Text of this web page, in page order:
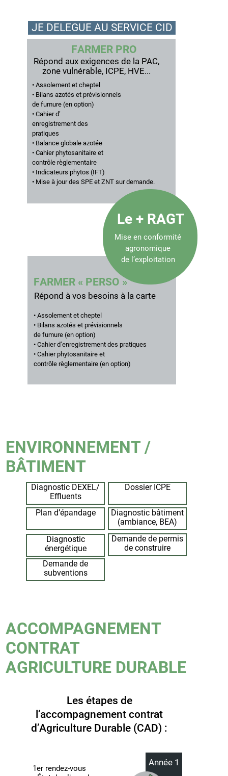
JE DELEGUE AU SERVICE CID
FARMER PRO
FARMER « PERSO »
• Assolement et cheptel
• Bilans azotés et prévisionnels
de fumure (en option)
• Cahier d’
enregistrement des
pratiques
• Balance globale azotée
• Cahier phytosanitaire et
contrôle règlementaire
• Indicateurs phytos (IFT)
• Mise à jour des SPE et ZNT sur demande.
Répond aux exigences de la PAC,
zone vulnérable, ICPE, HVE...
Le + RAGT
Mise en conformité
agronomique
de l’exploitation
Répond à vos besoins à la carte
• Assolement et cheptel
• Bilans azotés et prévisionnels
de fumure (en option)
• Cahier d’enregistrement des pratiques
• Cahier phytosanitaire et
contrôle règlementaire (en option)
ENVIRONNEMENT /
BÂTIMENT
Diagnostic DEXEL/
Effluents
Dossier ICPE
Plan d’épandage
Diagnostic bâtiment
(ambiance, BEA)
Diagnostic
énergétique
Demande de permis
de construire
Demande de
subventions
ACCOMPAGNEMENT
CONTRAT
AGRICULTURE DURABLE
Les étapes de
l’accompagnement contrat
d’Agriculture Durable (CAD) :
Année 1
1er rendez-vous